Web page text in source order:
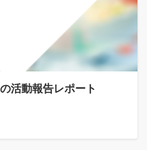
活動報告レポート